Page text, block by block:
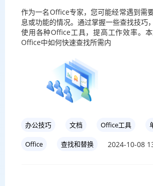
作为一名Office专家，您可能经常遇到需
息或功能的情况。通过掌握一些查找技巧
使用各种Office工具，提高工作效率。
Office中如何快速查找所需内
办公技巧 文档 Office工具
Office 查找和替换 2024-10-08